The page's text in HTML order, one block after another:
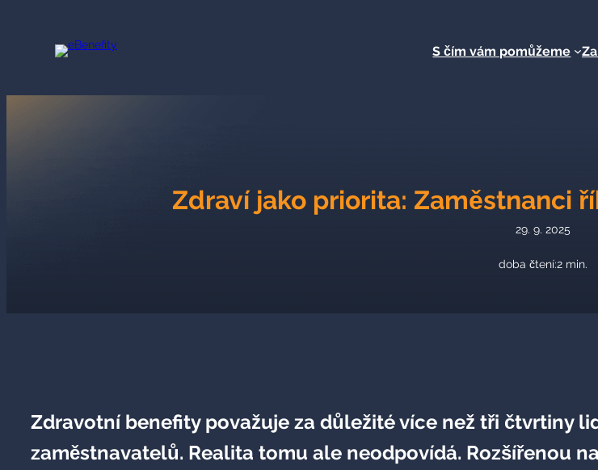
S čím vám pomůžeme
Zdraví jako priorita: Zaměstnanci
29. 9. 2025
doba čtení:2 min.
Zdravotní benefity považuje za důležité více než tři čtvrtiny
zaměstnavatelů. Realita tomu ale neodpovídá. Rozšířenou